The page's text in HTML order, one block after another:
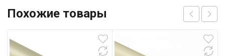
Похожие товары